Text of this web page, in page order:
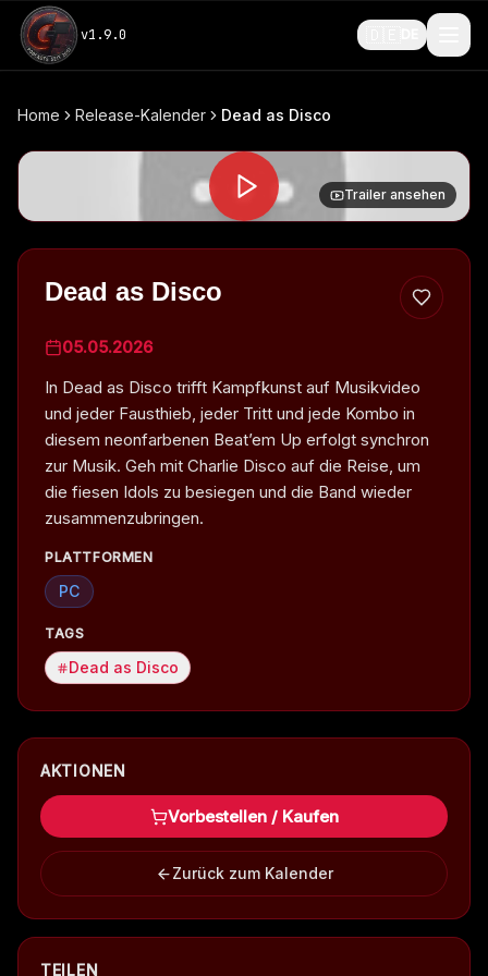
v1.9.0
Home Release-Kalender Dead as Disco
Trailer ansehen
Dead as Disco
05.05.2026
In Dead as Disco trifft Kampfkunst auf Musikvideo
und jeder Fausthieb, jeder Tritt und jede Kombo in
diesem neonfarbenen Beat’em Up erfolgt synchron
zur Musik. Geh mit Charlie Disco auf die Reise, um
die fiesen Idols zu besiegen und die Band wieder
zusammenzubringen.
PLATTFORMEN
PC
TAGS
Dead as Disco
AKTIONEN
Vorbestellen / Kaufen
Zurück zum Kalender
TEILEN